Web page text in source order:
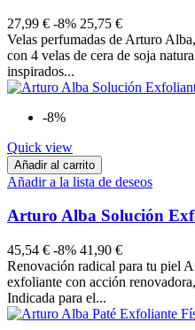
27,99 € -8% 25,75 €
Velas perfumadas de Arturo
con 4 velas de cera de soja
inspirados...
-8%
Quick view
Añadir al carrito
Añadir a la lista de deseos
Arturo Alba Solución
45,54 € -8% 41,90 €
Renovación radical para tu piel
exfoliante con acción
Indicada para el...